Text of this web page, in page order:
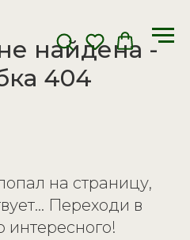
найдена -
404
на страницу,
Переходи в
интересного!